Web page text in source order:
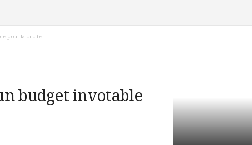
pour la droite
budget invotable